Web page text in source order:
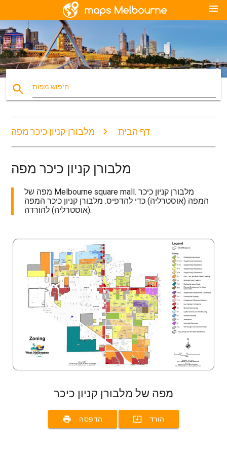
menu
search חיפוש מפות
דף הבית מלבורן קניון כיכר מפה
מלבורן קניון כיכר מפה
מפה של Melbourne square mall. מלבורן קניון כיכר
המפה (אוסטרליה) כדי להדפיס. מלבורן קניון כיכר המפה
(אוסטרליה) להורדה.
מפה של מלבורן קניון כיכר
print הדפסה system_update_alt הורד